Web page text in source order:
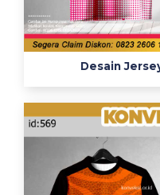
Desain